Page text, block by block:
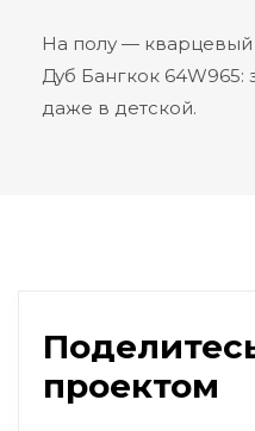
На полу — кварцевый
Дуб Бангкок 64W965:
даже в детской.
проектом